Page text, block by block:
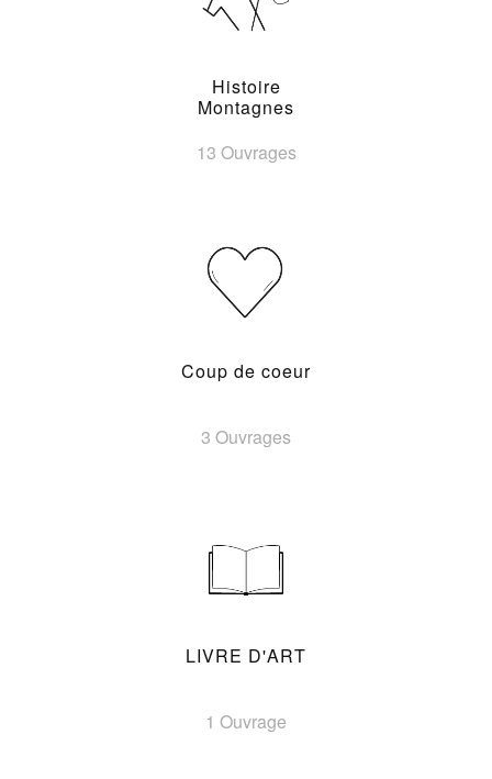
Histoire
Montagnes
13 Ouvrages
Coup de coeur
3 Ouvrages
LIVRE D'ART
1 Ouvrage